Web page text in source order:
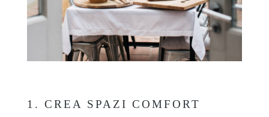
1. CREA SPAZI COMFORT